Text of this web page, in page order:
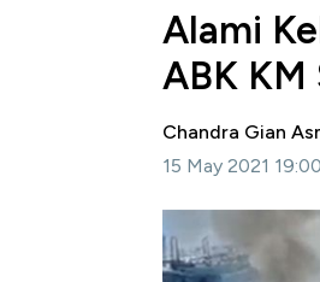
Alami
ABK KM
Chandra Gian
15 May 2021 19:00